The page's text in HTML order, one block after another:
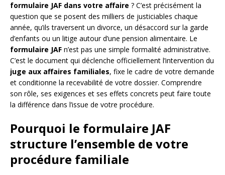
formulaire JAF dans votre affaire ? C’est précisément la
question que se posent des milliers de justiciables chaque
année, qu’ils traversent un divorce, un désaccord sur la garde
d’enfants ou un litige autour d’une pension alimentaire. Le
formulaire JAF n’est pas une simple formalité administrative.
C’est le document qui déclenche officiellement l’intervention du
juge aux affaires familiales, fixe le cadre de votre demande
et conditionne la recevabilité de votre dossier. Comprendre
son rôle, ses exigences et ses effets concrets peut faire toute
la différence dans l’issue de votre procédure.
Pourquoi le formulaire JAF
structure l’ensemble de votre
procédure familiale